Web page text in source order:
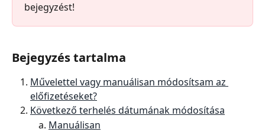
bejegyzést!
Bejegyzés tartalma
Művelettel vagy manuálisan módosítsam az
előfizetéseket?
Következő terhelés dátumának módosítása
Manuálisan